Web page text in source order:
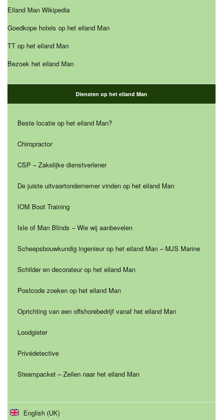
Eiland Man Wikipedia
Goedkope hotels op het eiland Man
TT op het eiland Man
Bezoek het eiland Man
Diensten op het eiland Man
Beste locatie op het eiland Man?
Chiropractor
CSP – Zakelijke dienstverlener
De juiste uitvaartondernemer vinden op het eiland Man
IOM Boot Training
Isle of Man Blinds – Wie wij aanbevelen
Scheepsbouwkundig ingenieur op het eiland Man – MJS Marine
Schilder en decorateur op het eiland Man
Postcode zoeken op het eiland Man
Oprichting van een offshorebedrijf vanaf het eiland Man
Loodgieter
Privédetective
Steampacket – Zeilen naar het eiland Man
English (UK)